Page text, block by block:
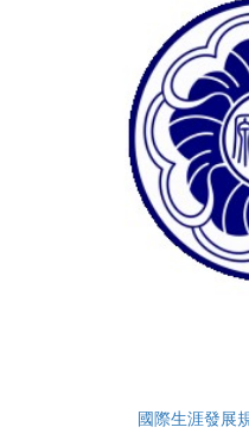
國際生涯發展